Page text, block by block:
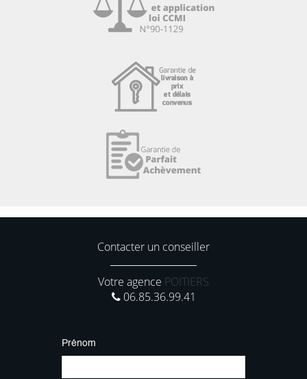
Contacter un conseiller
Votre agence POITIERS
06.85.36.99.41
Prénom